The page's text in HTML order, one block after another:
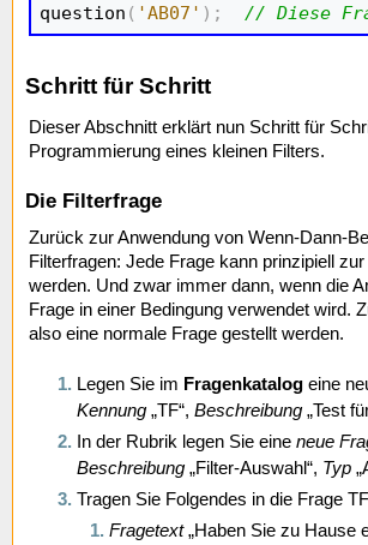
question ( 'AB07' ) ; // Diese
Schritt für Schritt
Dieser Abschnitt erklärt nun Schritt für
Programmierung eines kleinen Filters.
Die Filterfrage
Zurück zur Anwendung von Wenn-Dann-
Filterfragen: Jede Frage kann prinzipiell
werden. Und zwar immer dann, wenn die
Frage in einer Bedingung verwendet wird.
also eine normale Frage gestellt werden.
Legen Sie im Fragenkatalog eine
Kennung „TF“, Beschreibung „Test
In der Rubrik legen Sie eine neue
Beschreibung „Filter-Auswahl“, Typ
Tragen Sie Folgendes in die Frage
Fragetext„Haben Sie zu Hause